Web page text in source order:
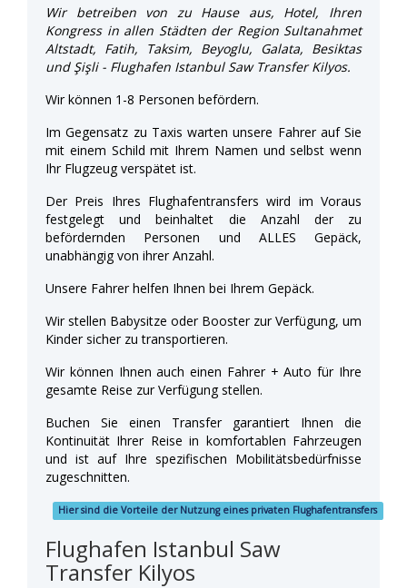
Wir betreiben von zu Hause aus, Hotel, Ihren
Kongress in allen Städten der Region Sultanahmet
Altstadt, Fatih, Taksim, Beyoglu, Galata, Besiktas
und Şişli - Flughafen Istanbul Saw Transfer Kilyos.
Wir können 1-8 Personen befördern.
Im Gegensatz zu Taxis warten unsere Fahrer auf Sie
mit einem Schild mit Ihrem Namen und selbst wenn
Ihr Flugzeug verspätet ist.
Der Preis Ihres Flughafentransfers wird im Voraus
festgelegt und beinhaltet die Anzahl der zu
befördernden Personen und ALLES Gepäck,
unabhängig von ihrer Anzahl.
Unsere Fahrer helfen Ihnen bei Ihrem Gepäck.
Wir stellen Babysitze oder Booster zur Verfügung, um
Kinder sicher zu transportieren.
Wir können Ihnen auch einen Fahrer + Auto für Ihre
gesamte Reise zur Verfügung stellen.
Buchen Sie einen Transfer garantiert Ihnen die
Kontinuität Ihrer Reise in komfortablen Fahrzeugen
und ist auf Ihre spezifischen Mobilitätsbedürfnisse
zugeschnitten.
Hier sind die Vorteile der Nutzung eines privaten Flughafentransfers
Flughafen Istanbul Saw
Transfer Kilyos